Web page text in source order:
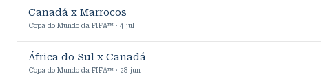
Canadá x Marrocos
Copa do Mundo da FIFA™ · 4 jul
África do Sul x Canadá
Copa do Mundo da FIFA™ · 28 jun